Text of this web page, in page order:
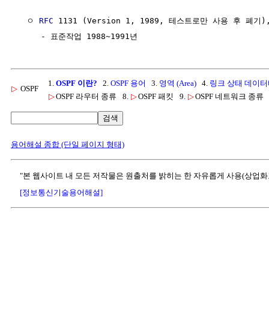
  ㅇ
RFC 1131 (Version 1, 1989, 테스트로만 사용 후 폐
▷ OSPF
1. OSPF 이란? 2. OSPF 용어 3. 영역 (Area) 4. 링크 상태 데이
▷OSPF 라우터 종류 8. ▷OSPF 패킷 9. ▷OSPF 네트워크 종류
검색
용어해설 종합 (단일 페이지 형태)
"본 웹사이트 내 모든 저작물은 원출처를 밝히는 한 자유롭게 사용(상업
[정보통신기술용어해설]